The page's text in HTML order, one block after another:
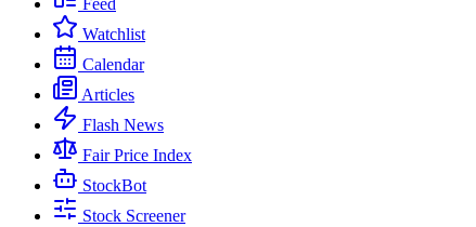
Feed
Watchlist
Calendar
Articles
Flash News
Fair Price Index
StockBot
Stock Screener